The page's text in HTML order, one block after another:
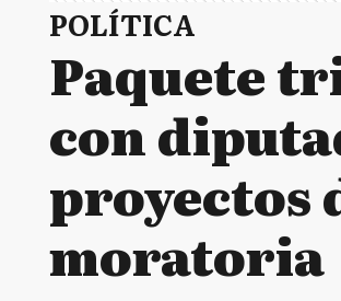
POLÍTICA
Paquete
con
proyectos
moratoria